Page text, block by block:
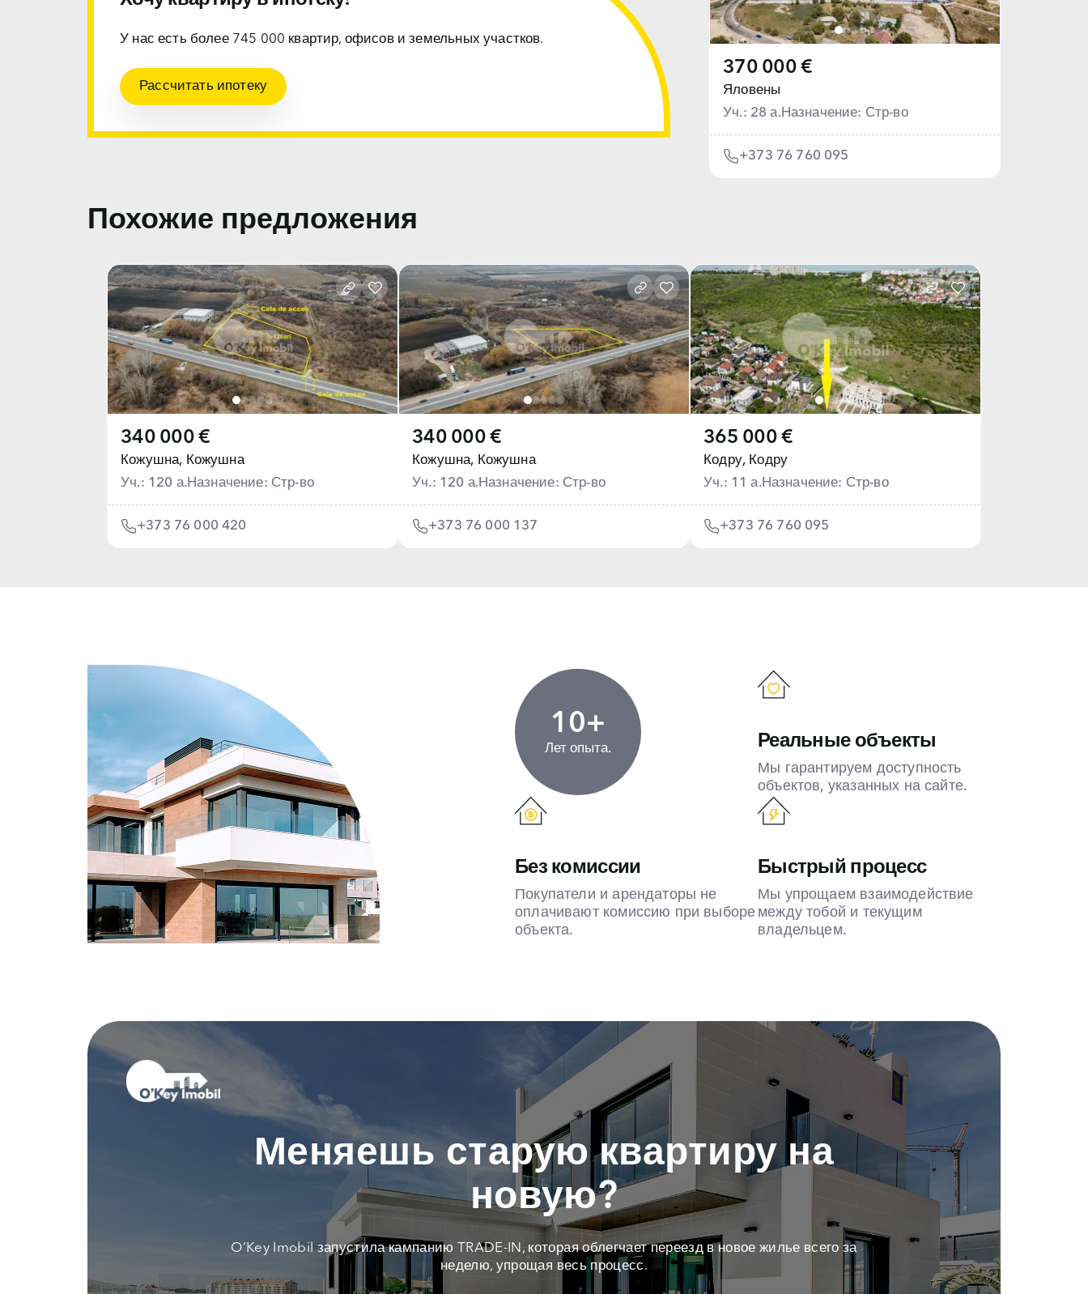
У нас есть более 745 000 квартир, офисов и земельных участков.
Рассчитать ипотеку
370 000 €
Яловены
Уч.: 28 а.Назначение: Стр-во
+373 76 760 095
Похожие предложения
340 000 €
Кожушна, Кожушна
Уч.: 120 а.Назначение: Стр-во
+373 76 000 420
340 000 €
Кожушна, Кожушна
Уч.: 120 а.Назначение: Стр-во
+373 76 000 137
365 000 €
Кодру, Кодру
Уч.: 11 а.Назначение: Стр-во
+373 76 760 095
10+
Лет опыта. Реальные объекты
Мы гарантируем доступность
объектов, указанных на сайте.
Без комиссии
Покупатели и арендаторы не
оплачивают комиссию при выборе
объекта.
Быстрый процесс
Мы упрощаем взаимодействие
между тобой и текущим
владельцем.
Меняешь старую квартиру на
новую?
O’Key Imobil запустила кампанию TRADE-IN, которая облегчает переезд в новое жилье всего за
неделю, упрощая весь процесс.